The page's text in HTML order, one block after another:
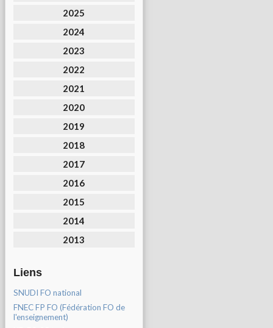
2025
2024
2023
2022
2021
2020
2019
2018
2017
2016
2015
2014
2013
Liens
SNUDI FO national
FNEC FP FO (Fédération FO de
l'enseignement)